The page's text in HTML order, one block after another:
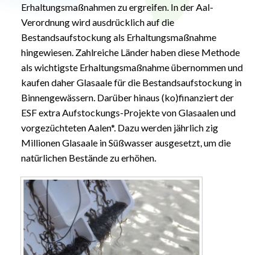
Erhaltungsmaßnahmen zu ergreifen. In der Aal-
Verordnung wird ausdrücklich auf die
Bestandsaufstockung als Erhaltungsmaßnahme
hingewiesen. Zahlreiche Länder haben diese Methode
als wichtigste Erhaltungsmaßnahme übernommen und
kaufen daher Glasaale für die Bestandsaufstockung in
Binnengewässern. Darüber hinaus (ko)finanziert der
ESF extra Aufstockungs-Projekte von Glasaalen und
vorgezüchteten Aalen*. Dazu werden jährlich zig
Millionen Glasaale in Süßwasser ausgesetzt, um die
natürlichen Bestände zu erhöhen.